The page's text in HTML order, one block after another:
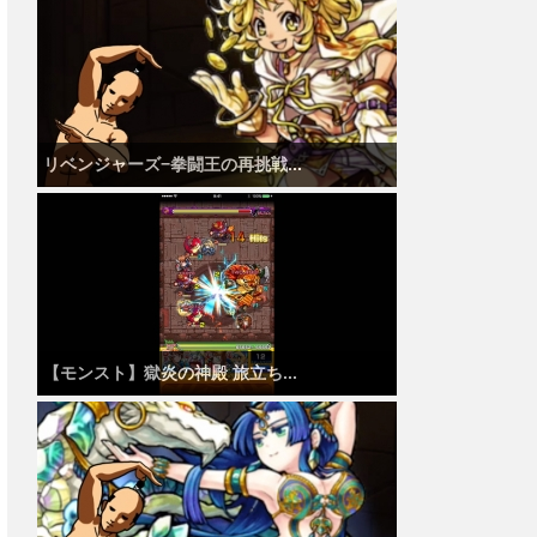
リベンジャーズ−拳闘王の再挑戦...
【モンスト】獄炎の神殿 旅立ち...